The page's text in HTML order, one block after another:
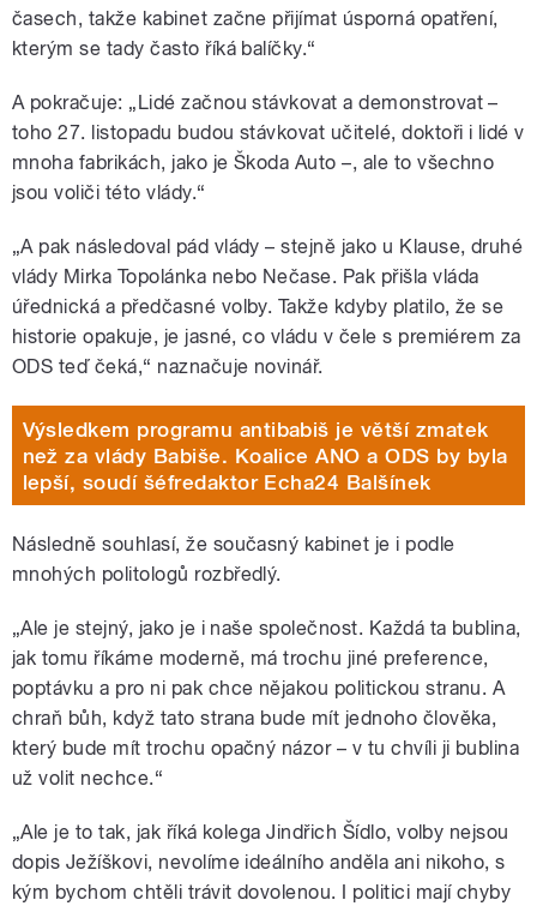
časech, takže kabinet začne přijímat úsporná opatření,
kterým se tady často říká balíčky.“
A pokračuje: „Lidé začnou stávkovat a demonstrovat –
toho 27. listopadu budou stávkovat učitelé, doktoři i lidé v
mnoha fabrikách, jako je Škoda Auto –, ale to všechno
jsou voliči této vlády.“
„A pak následoval pád vlády – stejně jako u Klause, druhé
vlády Mirka Topolánka nebo Nečase. Pak přišla vláda
úřednická a předčasné volby. Takže kdyby platilo, že se
historie opakuje, je jasné, co vládu v čele s premiérem za
ODS teď čeká,“ naznačuje novinář.
Výsledkem programu antibabiš je větší zmatek
než za vlády Babiše. Koalice ANO a ODS by byla
lepší, soudí šéfredaktor Echa24 Balšínek
Následně souhlasí, že současný kabinet je i podle
mnohých politologů rozbředlý.
„Ale je stejný, jako je i naše společnost. Každá ta bublina,
jak tomu říkáme moderně, má trochu jiné preference,
poptávku a pro ni pak chce nějakou politickou stranu. A
chraň bůh, když tato strana bude mít jednoho člověka,
který bude mít trochu opačný názor – v tu chvíli ji bublina
už volit nechce.“
„Ale je to tak, jak říká kolega Jindřich Šídlo, volby nejsou
dopis Ježíškovi, nevolíme ideálního anděla ani nikoho, s
kým bychom chtěli trávit dovolenou. I politici mají chyby